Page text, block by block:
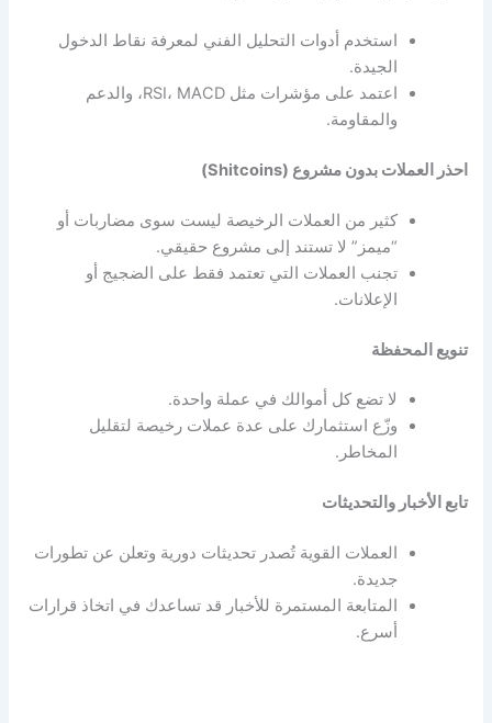
استخدم أدوات التحليل الفني لمعرفة نقاط الدخول
الجيدة.
اعتمد على مؤشرات مثل RSI، MACD، والدعم
والمقاومة.
احذر العملات بدون مشروع (Shitcoins)
كثير من العملات الرخيصة ليست سوى مضاربات أو
“ميمز” لا تستند إلى مشروع حقيقي.
تجنب العملات التي تعتمد فقط على الضجيج أو
الإعلانات.
تنويع المحفظة
لا تضع كل أموالك في عملة واحدة.
وزّع استثمارك على عدة عملات رخيصة لتقليل
المخاطر.
تابع الأخبار والتحديثات
العملات القوية تُصدر تحديثات دورية وتعلن عن تطورات
جديدة.
المتابعة المستمرة للأخبار قد تساعدك في اتخاذ قرارات
أسرع.